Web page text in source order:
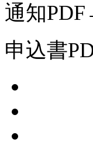
通知
申込書